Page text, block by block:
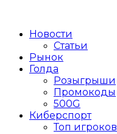
Новости
Статьи
Рынок
Голда
Розыгрыши
Промокоды
500G
Киберспорт
Топ игроков